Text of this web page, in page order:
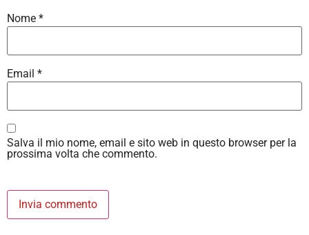
Nome *
Email *
Salva il mio nome, email e sito web in questo browser per la
prossima volta che commento.